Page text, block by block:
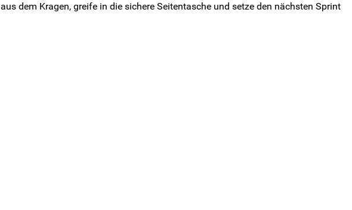
dem Kragen, greife in die sichere Seitentasche und setze den nächsten Sprint